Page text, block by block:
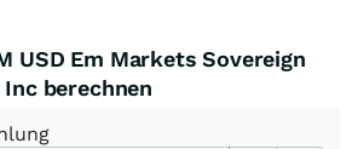
USD Em Markets Sovereign
Inc berechnen